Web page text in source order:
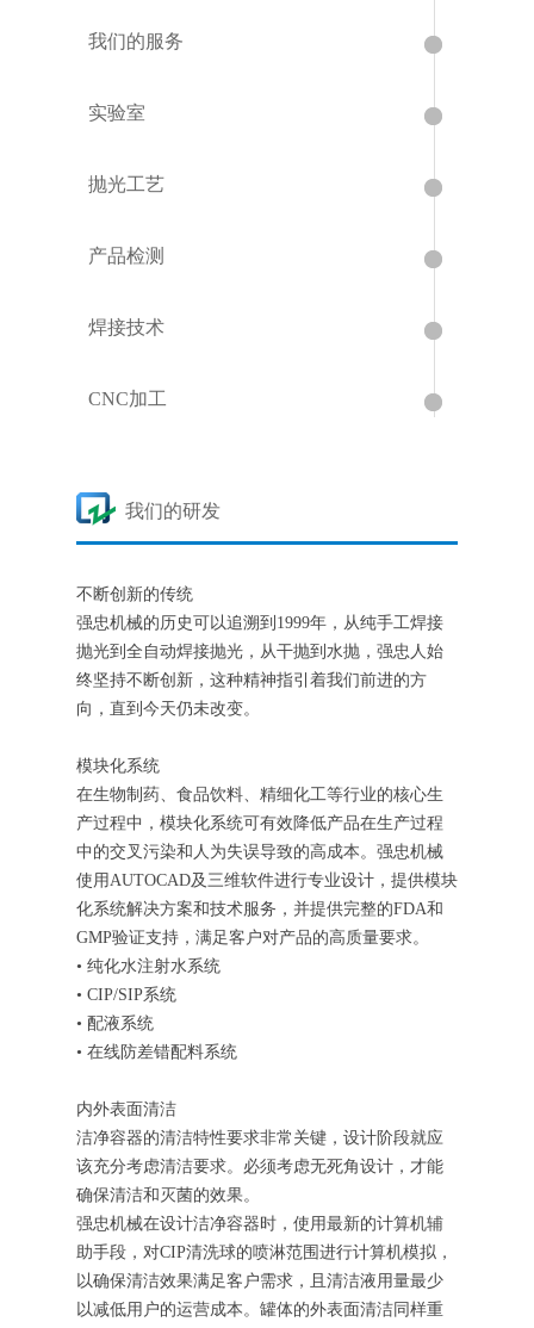
我们的服务
实验室
抛光工艺
产品检测
焊接技术
CNC加工
我们的研发
不断创新的传统
强忠机械的历史可以追溯到1999年，从纯手工焊接
抛光到全自动焊接抛光，从干抛到水抛，强忠人始
终坚持不断创新，这种精神指引着我们前进的方
向，直到今天仍未改变。
模块化系统
在生物制药、食品饮料、精细化工等行业的核心生
产过程中，模块化系统可有效降低产品在生产过程
中的交叉污染和人为失误导致的高成本。强忠机械
使用AUTOCAD及三维软件进行专业设计，提供模块
化系统解决方案和技术服务，并提供完整的FDA和
GMP验证支持，满足客户对产品的高质量要求。
• 纯化水注射水系统
• CIP/SIP系统
• 配液系统
• 在线防差错配料系统
内外表面清洁
洁净容器的清洁特性要求非常关键，设计阶段就应
该充分考虑清洁要求。必须考虑无死角设计，才能
确保清洁和灭菌的效果。
强忠机械在设计洁净容器时，使用最新的计算机辅
助手段，对CIP清洗球的喷淋范围进行计算机模拟，
以确保清洁效果满足客户需求，且清洁液用量最少
以减低用户的运营成本。罐体的外表面清洁同样重